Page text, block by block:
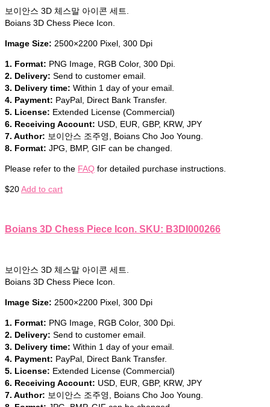
보이안스 3D 체스말 아이콘 세트.
Boians 3D Chess Piece Icon.
Image Size: 2500×2200 Pixel, 300 Dpi
1. Format: PNG Image, RGB Color, 300 Dpi.
2. Delivery: Send to customer email.
3. Delivery time: Within 1 day of your email.
4. Payment: PayPal, Direct Bank Transfer.
5. License: Extended License (Commercial)
6. Receiving Account: USD, EUR, GBP, KRW, JPY
7. Author: 보이안스 조주영, Boians Cho Joo Young.
8. Format: JPG, BMP, GIF can be changed.
Please refer to the FAQ for detailed purchase instructions.
$20Add to cart
Boians 3D Chess Piece Icon. SKU: B3DI000266
보이안스 3D 체스말 아이콘 세트.
Boians 3D Chess Piece Icon.
Image Size: 2500×2200 Pixel, 300 Dpi
1. Format: PNG Image, RGB Color, 300 Dpi.
2. Delivery: Send to customer email.
3. Delivery time: Within 1 day of your email.
4. Payment: PayPal, Direct Bank Transfer.
5. License: Extended License (Commercial)
6. Receiving Account: USD, EUR, GBP, KRW, JPY
7. Author: 보이안스 조주영, Boians Cho Joo Young.